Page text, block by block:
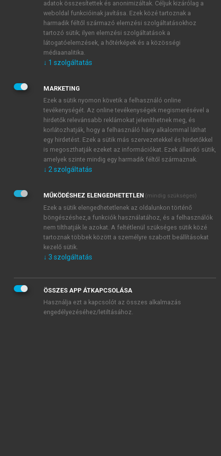
E-MAIL-CÍM
JELSZÓ
JELSZÓ ÚJRA
Kérek értesítést a MeRSZ újdonságairól, akcióiról.
Kérek értesítést az Akadémiai Kiadó Zrt. újdonságairól,
Adatkezelési tájékoztatóbanfoglaltakat tudomásul
veszem és elfogadom.
Általános vásárlási feltételeket, valamint a szotar.netés a
mersz.huoldalak licencszerződéseiben foglaltakat
tudomásul veszem és elfogadom.
KIPRÓBÁLOM
adatok összesítettek és anonimizáltak. Céljuk kizárólag a
weboldal funkcióinak javítása. Ezek közé tartoznak a
harmadik féltől származó elemzési szolgáltatásokhoz
tartozó sütik; ilyen elemzési szolgáltatások a
látogatóelemzések, a hőtérképek és a közösségi
médiaanalitika.
↓ 1 szolgáltatás
MARKETING
Ezek a sütik nyomon követik a felhasználó online
tevékenységét. Az online tevékenységek megismerésével a
hirdetők relevánsabb reklámokat jeleníthetnek meg, és
korlátozhatják, hogy a felhasználó hány alkalommal láthat
egy hirdetést. Ezek a sütik más szervezetekkel és hirdetőkkel
is megoszthatják ezeket az információkat. Ezek állandó sütik,
amelyek szinte mindig egy harmadik féltől származnak.
↓ 2 szolgáltatás
MŰKÖDÉSHEZ ELENGEDHETETLEN (mindig szükséges)
Ezek a sütik elengedhetetlenek az oldalunkon történő
böngészéshez,a funkciók használatához, és a felhasználók
nem tilthatják le azokat. A feltétlenül szükséges sütik közé
tartoznak többek között a személyre szabott beállításokat
kezelő sütik.
↓ 3 szolgáltatás
ÖSSZES APP ÁTKAPCSOLÁSA
Használja ezt a kapcsolót az összes alkalmazás
engedélyezéséhez/letiltásához.